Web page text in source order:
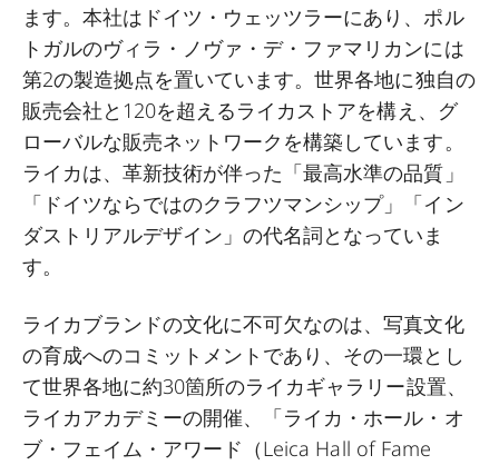
ます。本社はドイツ・ウェッツラーにあり、ポル
トガルのヴィラ・ノヴァ・デ・ファマリカンには
第2の製造拠点を置いています。世界各地に独自の
販売会社と 120を超えるライカストアを構え、グ
ローバルな販売ネットワークを構築しています。
ライカは、革新技術が伴った「最高水準の品質」
「ドイツならではのクラフツマンシップ」「イン
ダストリアルデザイン」の代名詞となっていま
す。
ライカブランドの文化に不可欠なのは、写真文化
の育成へのコミットメントであり、その一環とし
て世界各地に約30箇所のライカギャラリー設置、
ライカアカデミーの開催、「ライカ・ホール・オ
ブ・フェイム・アワード（Leica Hall of Fame